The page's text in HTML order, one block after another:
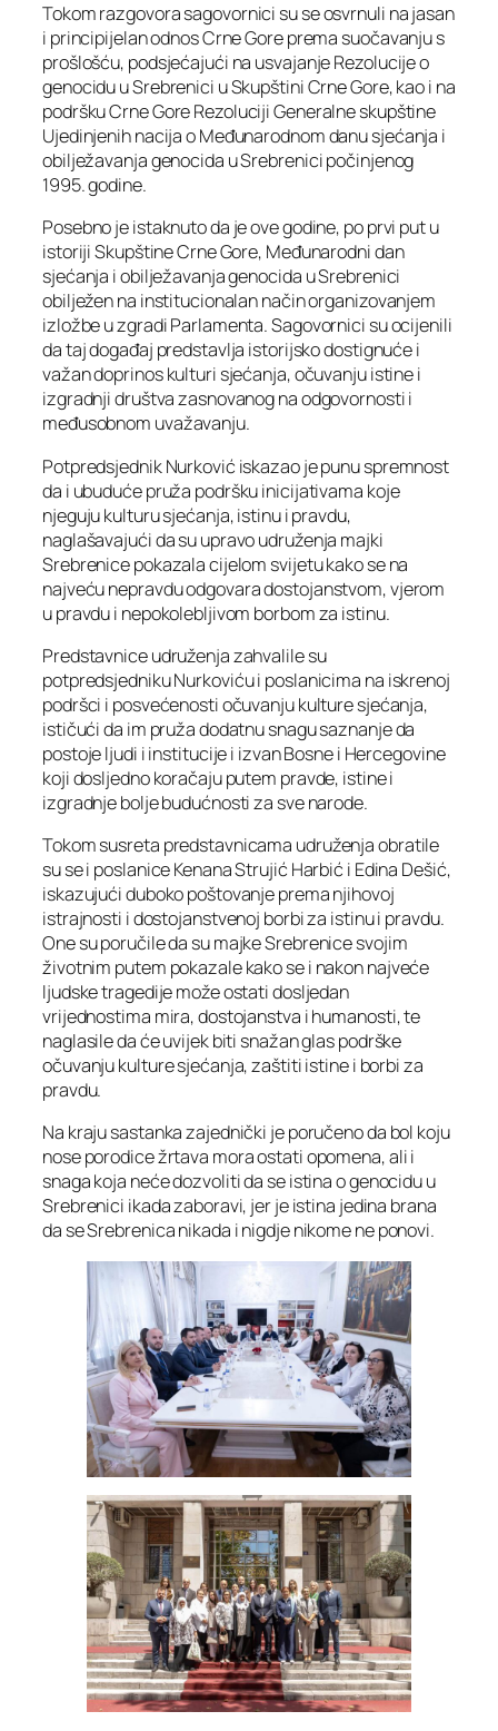
Tokom razgovora sagovornici su se osvrnuli na jasan
i principijelan odnos Crne Gore prema suočavanju s
prošlošću, podsjećajući na usvajanje Rezolucije o
genocidu u Srebrenici u Skupštini Crne Gore, kao i na
podršku Crne Gore Rezoluciji Generalne skupštine
Ujedinjenih nacija o Međunarodnom danu sjećanja i
obilježavanja genocida u Srebrenici počinjenog
1995. godine.
Posebno je istaknuto da je ove godine, po prvi put u
istoriji Skupštine Crne Gore, Međunarodni dan
sjećanja i obilježavanja genocida u Srebrenici
obilježen na institucionalan način organizovanjem
izložbe u zgradi Parlamenta. Sagovornici su ocijenili
da taj događaj predstavlja istorijsko dostignuće i
važan doprinos kulturi sjećanja, očuvanju istine i
izgradnji društva zasnovanog na odgovornosti i
međusobnom uvažavanju.
Potpredsjednik Nurković iskazao je punu spremnost
da i ubuduće pruža podršku inicijativama koje
njeguju kulturu sjećanja, istinu i pravdu,
naglašavajući da su upravo udruženja majki
Srebrenice pokazala cijelom svijetu kako se na
najveću nepravdu odgovara dostojanstvom, vjerom
u pravdu i nepokolebljivom borbom za istinu.
Predstavnice udruženja zahvalile su
potpredsjedniku Nurkoviću i poslanicima na iskrenoj
podršci i posvećenosti očuvanju kulture sjećanja,
ističući da im pruža dodatnu snagu saznanje da
postoje ljudi i institucije i izvan Bosne i Hercegovine
koji dosljedno koračaju putem pravde, istine i
izgradnje bolje budućnosti za sve narode.
Tokom susreta predstavnicama udruženja obratile
su se i poslanice Kenana Strujić Harbić i Edina Dešić,
iskazujući duboko poštovanje prema njihovoj
istrajnosti i dostojanstvenoj borbi za istinu i pravdu.
One su poručile da su majke Srebrenice svojim
životnim putem pokazale kako se i nakon najveće
ljudske tragedije može ostati dosljedan
vrijednostima mira, dostojanstva i humanosti, te
naglasile da će uvijek biti snažan glas podrške
očuvanju kulture sjećanja, zaštiti istine i borbi za
pravdu.
Na kraju sastanka zajednički je poručeno da bol koju
nose porodice žrtava mora ostati opomena, ali i
snaga koja neće dozvoliti da se istina o genocidu u
Srebrenici ikada zaboravi, jer je istina jedina brana
da se Srebrenica nikada i nigdje nikome ne ponovi.